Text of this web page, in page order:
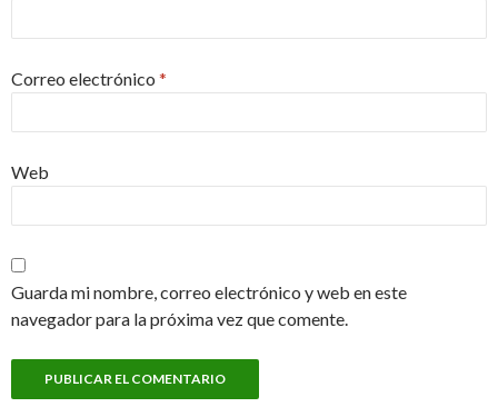
Correo electrónico *
Web
Guarda mi nombre, correo electrónico y web en este
navegador para la próxima vez que comente.